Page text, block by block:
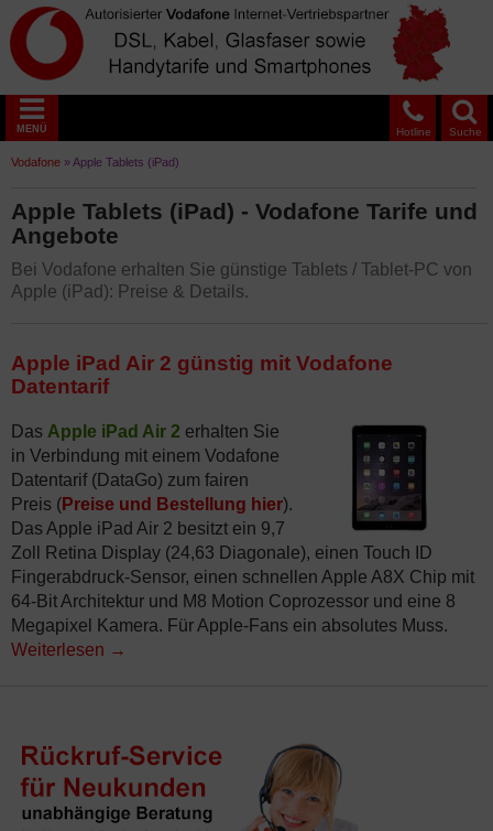
Suche
Hotline
MENÜ
Vodafone »Apple Tablets (iPad)
Apple Tablets (iPad) - Vodafone Tarife und
Angebote
Bei Vodafone erhalten Sie günstige Tablets / Tablet-PC von
Apple (iPad): Preise & Details.
Apple iPad Air 2 günstig mit Vodafone
Datentarif
Das Apple iPad Air 2 erhalten Sie
in Verbindung mit einem Vodafone
Datentarif (DataGo) zum fairen
Preis (Preise und Bestellung hier).
Das Apple iPad Air 2 besitzt ein 9,7
Zoll Retina Display (24,63 Diagonale), einen Touch ID
Fingerabdruck-Sensor, einen schnellen Apple A8X Chip mit
64-Bit Architektur und M8 Motion Coprozessor und eine 8
Megapixel Kamera. Für Apple-Fans ein absolutes Muss.
Weiterlesen →